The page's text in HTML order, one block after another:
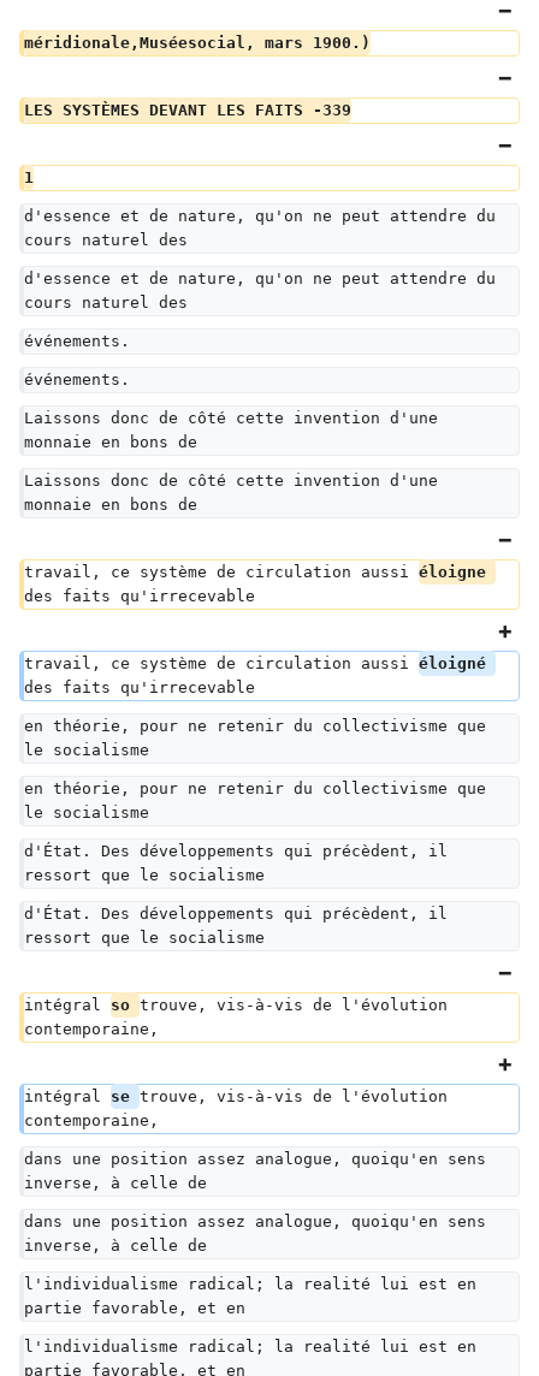
méridionale,Muséesocial, mars 1900.)
LES SYSTÈMES DEVANT LES FAITS -339
1
d'essence et de nature, qu'on ne peut attendre du
cours naturel des
d'essence et de nature, qu'on ne peut attendre du
cours naturel des
événements.
événements.
Laissons donc de côté cette invention d'une
monnaie en bons de
Laissons donc de côté cette invention d'une
monnaie en bons de
travail, ce système de circulation aussi éloigne
des faits qu'irrecevable
travail, ce système de circulation aussi éloigné
des faits qu'irrecevable
en théorie, pour ne retenir du collectivisme que
le socialisme
en théorie, pour ne retenir du collectivisme que
le socialisme
d'État. Des développements qui précèdent, il
ressort que le socialisme
d'État. Des développements qui précèdent, il
ressort que le socialisme
intégral so trouve, vis-à-vis de l'évolution
contemporaine,
intégral se trouve, vis-à-vis de l'évolution
contemporaine,
dans une position assez analogue, quoiqu'en sens
inverse, à celle de
dans une position assez analogue, quoiqu'en sens
inverse, à celle de
l'individualisme radical; la realité lui est en
partie favorable, et en
l'individualisme radical; la realité lui est en
partie favorable, et en